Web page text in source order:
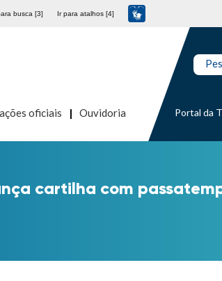
busca [3] Ir para atalhos [4]
oficiais Ouvidoria Portal da
cartilha com